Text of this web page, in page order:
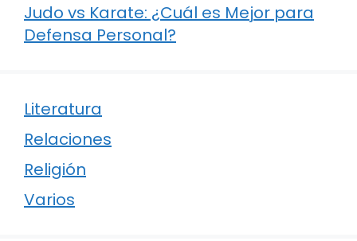
Judo vs Karate: ¿Cuál es Mejor para
Defensa Personal?
Literatura
Relaciones
Religión
Varios